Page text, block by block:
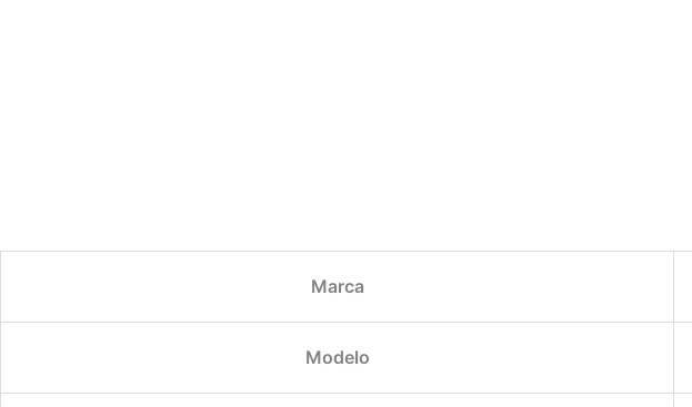
Marca
Modelo